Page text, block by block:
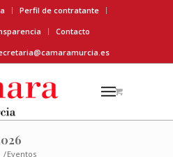
Perfil de contratante
Contacto
/Eventos